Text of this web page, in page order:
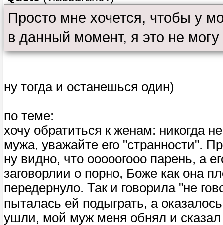
Просто мне хочется, чтобы у
в данный момент, я это не могу
ну тогда и останешься один)
по теме:
хочу обратиться к женам: никогда
мужа, уважайте его "странности".
ну видно, что ооооогооо парень, а
заговорлии о порно, Боже как она
передернуло. Так и говорила "не
пыталась ей подыграть, а
ушли, мой муж меня обнял и сказал